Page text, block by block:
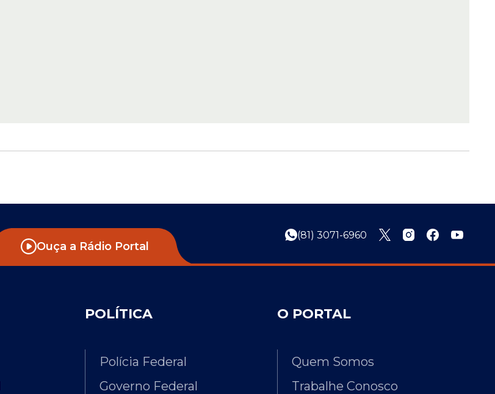
Ouça a Rádio Portal
(81) 3071-6960
POLÍTICA
Polícia Federal
Governo Federal
O PORTAL
Quem Somos
Trabalhe Conosco